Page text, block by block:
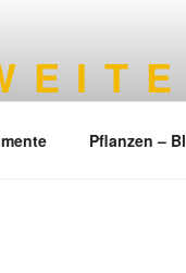
E I T E
Pflanzen –